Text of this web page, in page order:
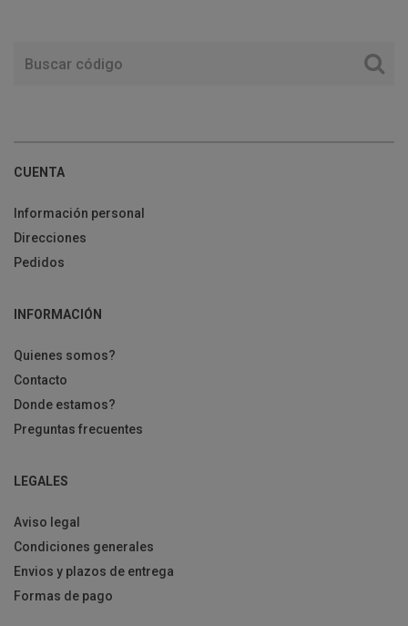
CUENTA
Información personal
Direcciones
Pedidos
INFORMACIÓN
Quienes somos?
Contacto
Donde estamos?
Preguntas frecuentes
LEGALES
Aviso legal
Condiciones generales
Envios y plazos de entrega
Formas de pago